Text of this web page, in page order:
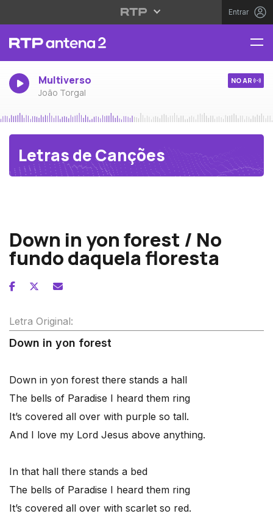
Entrar
Multiverso
João Torgal
NO AR
Letras de Canções
Down in yon forest / No
fundo daquela floresta
Letra Original:
Down in yon forest
Down in yon forest there stands a hall
The bells of Paradise I heard them ring
It’s covered all over with purple so tall.
And I love my Lord Jesus above anything.
In that hall there stands a bed
The bells of Paradise I heard them ring
It’s covered all over with scarlet so red.